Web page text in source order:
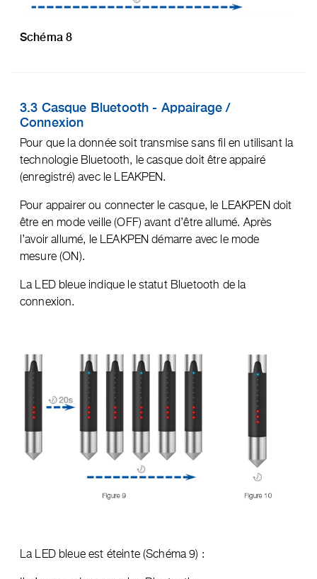
Schéma 8
3.3 Casque Bluetooth - Appairage /
Connexion
Pour que la donnée soit transmise sans fil en utilisant la
technologie Bluetooth, le casque doit être appairé
(enregistré) avec le LEAKPEN.
Pour appairer ou connecter le casque, le LEAKPEN doit
être en mode veille (OFF) avant d’être allumé. Après
l’avoir allumé, le LEAKPEN démarre avec le mode
mesure (ON).
La LED bleue indique le statut Bluetooth de la
connexion.
La LED bleue est éteinte (Schéma 9) :